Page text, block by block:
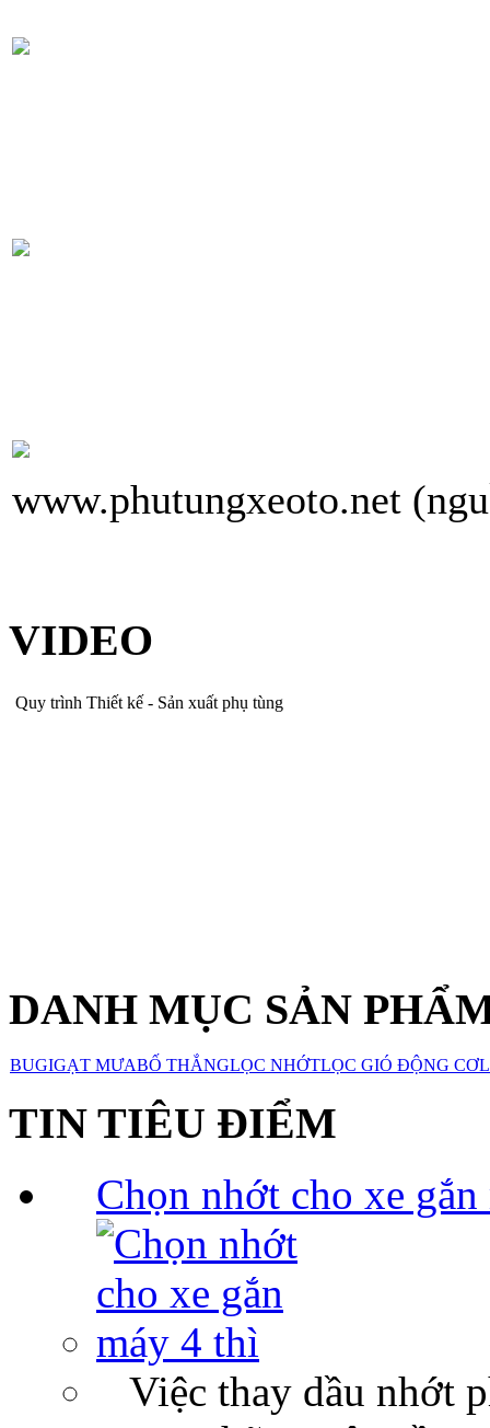
www.phutungxeoto.net
VIDEO
Quy trình Thiết kế - Sản xuất phụ tùng
DANH MỤC SẢN
BUGIGẠT MƯABỐ THẮNGLỌC NHỚTLỌC GIÓ ĐỘNG CƠ
TIN TIÊU ĐIỂM
Chọn nhớt cho xe
Việc thay dầu nhớt